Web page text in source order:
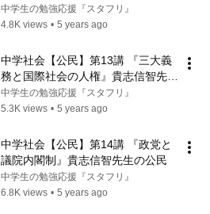
中学生の勉強応援『スタフリ』
4.8K views • 5 years ago
中学社会【公民】第13講 『三大義
務と国際社会の人権』貴志信智先生
の公民
中学生の勉強応援『スタフリ』
5.3K views • 5 years ago
中学社会【公民】第14講 『政党と
議院内閣制』貴志信智先生の公民
中学生の勉強応援『スタフリ』
6.8K views • 5 years ago